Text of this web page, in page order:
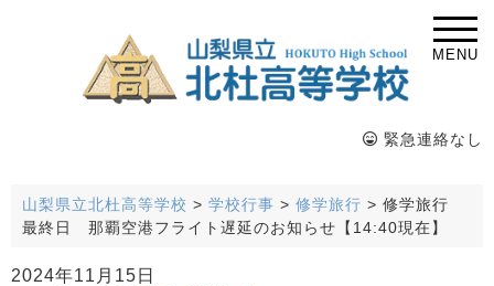
MENU
緊急連絡なし
山梨県立北杜高等学校 > 学校行事 > 修学旅行 > 修学旅行
最終日 那覇空港フライト遅延のお知らせ【14:40現在】
2024年11月15日